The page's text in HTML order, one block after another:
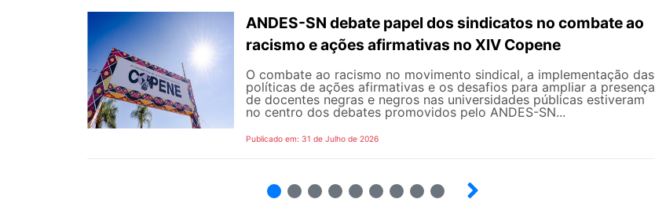
ANDES-SN debate papel dos sindicatos no combate ao
racismo e ações afirmativas no XIV Copene
O combate ao racismo no movimento sindical, a implementação das
políticas de ações afirmativas e os desafios para ampliar a presença
de docentes negras e negros nas universidades públicas estiveram
no centro dos debates promovidos pelo ANDES-SN...
Publicado em: 31 de Julho de 2026